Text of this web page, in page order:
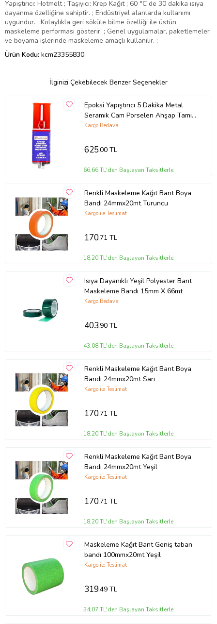
Yapıştırıcı: Hotmelt ; Taşıyıcı: Krep Kağıt ; 60 °C de 30 dakika ısıya
dayanma özelliğine sahiptir. ; Endüstriyel alanlarda kullanımı
uygundur. ; Kolaylıkla geri söküle bilme özelliği ile üstün
maskeleme performası gösterir. ; Genel uygulamalar, paketlemeler
ve boyama işlerinde maskeleme amaçlı kullanılır. ;
Ürün Kodu: kcm23355830
İlginizi Çekebilecek Benzer Seçenekler
Epoksi Yapıştırıcı 5 Dakika Metal
Seramik Cam Porselen Ahşap Tamir
& Dolgu 25gr
Kargo Bedava
625,00 TL
66,66 TL'den Başlayan Taksitlerle
Renkli Maskeleme Kağıt Bant Boya
Bandı 24mmx20mt Turuncu
Kargo ile Teslimat
170,71 TL
18,20 TL'den Başlayan Taksitlerle
Isıya Dayanıklı Yeşil Polyester Bant
Maskeleme Bandı 15mm X 66mt
Kargo Bedava
403,90 TL
43,08 TL'den Başlayan Taksitlerle
Renkli Maskeleme Kağıt Bant Boya
Bandı 24mmx20mt Sarı
Kargo ile Teslimat
170,71 TL
18,20 TL'den Başlayan Taksitlerle
Renkli Maskeleme Kağıt Bant Boya
Bandı 24mmx20mt Yeşil
Kargo ile Teslimat
170,71 TL
18,20 TL'den Başlayan Taksitlerle
Maskeleme Kağıt Bant Geniş taban
bandı 100mmx20mt Yeşil
Kargo ile Teslimat
319,49 TL
34,07 TL'den Başlayan Taksitlerle